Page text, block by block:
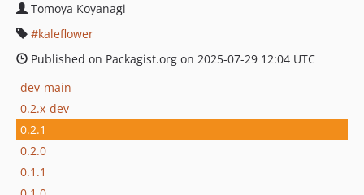
Tomoya Koyanagi
kaleflower
Published on Packagist.org on 2025-07-29 12:04 UTC
dev-main
0.2.x-dev
0.2.1
0.2.0
0.1.1